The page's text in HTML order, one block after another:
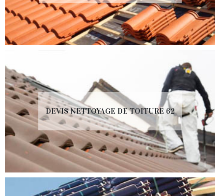
DEVIS NETTOYAGE DE TOITURE 62